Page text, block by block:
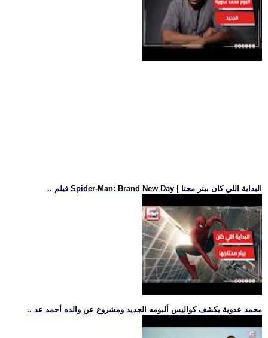
.. فيلم Spider-Man: Brand New Day | البداية اللي كان بيتر محتا
.. محمد عدوية يكشف كواليس ألبومه الجديد ومشروع عن والده أحمد عد